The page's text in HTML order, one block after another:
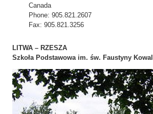
Canada
Phone: 905.821.2607
Fax: 905.821.3256
LITWA – RZESZA
Szkoła Podstawowa im. św. Faustyny